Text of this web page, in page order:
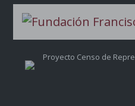
Proyecto Censo de